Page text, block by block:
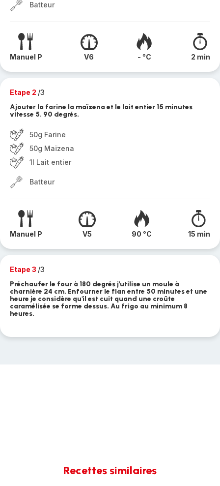
Batteur
Manuel P V6 - °C 2 min
Etape 2 /3
Ajouter la farine la maïzena et le lait entier 15 minutes
vitesse 5. 90 degrés.
50g Farine
50g Maïzena
1l Lait entier
Batteur
Manuel P V5 90 °C 15 min
Etape 3 /3
Préchaufer le four à 180 degrés j'utilise un moule à
charnière 24 cm. Enfourner le flan entre 50 minutes et une
heure je considère qu'il est cuit quand une croûte
caramélisée se forme dessus. Au frigo au minimum 8
heures.
Recettes similaires